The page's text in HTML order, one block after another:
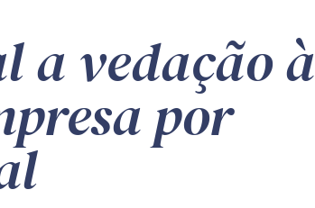
a vedação à
por